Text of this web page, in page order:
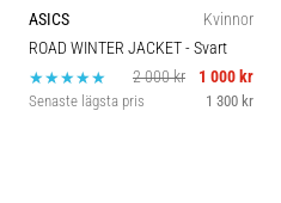
Vilka
är
vanligaste…
ASICS
Kvinnor
ROAD WINTER JACKET- Svart
2 000 kr
1 000 kr
Senaste lägsta pris 1 300 kr